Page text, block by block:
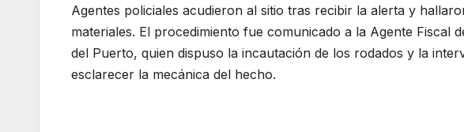
Agentes policiales acudieron al sitio tras recibir la alerta y
materiales. El procedimiento fue comunicado a la Agente Fiscal
del Puerto, quien dispuso la incautación de los rodados y la
esclarecer la mecánica del hecho.